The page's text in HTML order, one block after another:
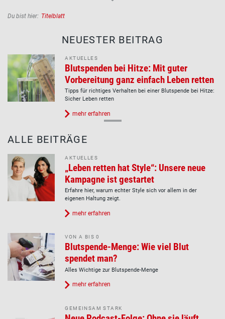
Pfadnavigation
Du bist hier: Titelblatt
NEUESTER BEITRAG
AKTUELLES
Blutspenden bei Hitze: Mit guter
Vorbereitung ganz einfach Leben retten
Tipps für richtiges Verhalten bei einer Blutspende bei Hitze:
Sicher Leben retten
mehr erfahren
ALLE BEITRÄGE
AKTUELLES
„Leben retten hat Style“: Unsere neue
Kampagne ist gestartet
Erfahre hier, warum echter Style sich vor allem in der
eigenen Haltung zeigt.
mehr erfahren
VON A BIS 0
Blutspende-Menge: Wie viel Blut
spendet man?
Alles Wichtige zur Blutspende-Menge
mehr erfahren
GEMEINSAM STARK